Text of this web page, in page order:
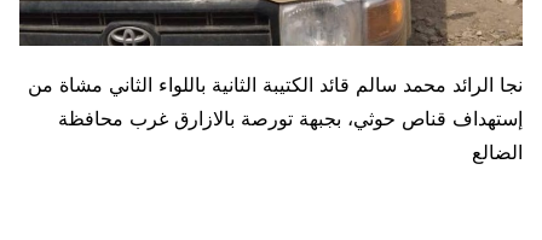
نجا الرائد محمد سالم قائد الكتيبة الثانية باللواء الثاني مشاة من
إستهداف قناص حوثي، بجبهة تورصة بالازارق غرب محافظة
الضالع